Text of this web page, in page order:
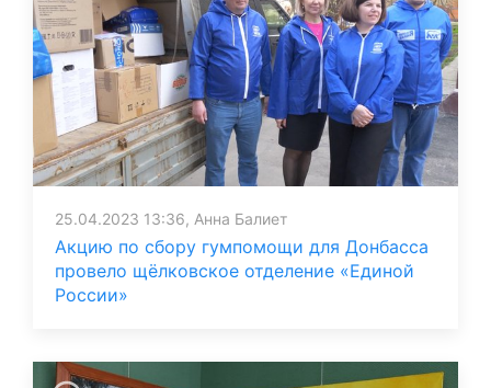
25.04.2023 13:36, Анна Балиет
Акцию по сбору гумпомощи для Донбасса
провело щёлковское отделение «Единой
России»